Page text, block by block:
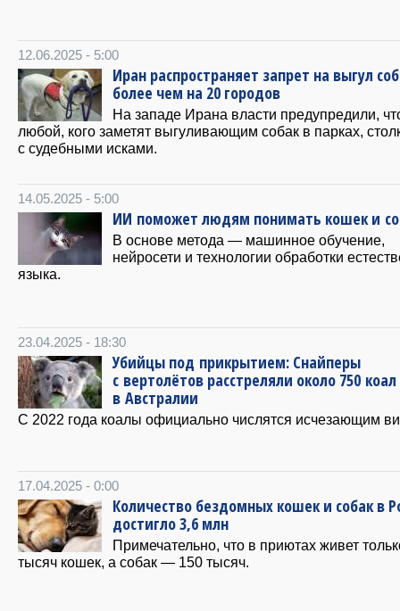
12.06.2025 - 5:00
Иран распространяет запрет на выгул
более чем на 20 городов
На западе Ирана власти предупредили,
любой, кого заметят выгуливающим собак в парках,
с судебными исками.
14.05.2025 - 5:00
ИИ поможет людям понимать кошек и
В основе метода — машинное обучение,
нейросети и технологии обработки
языка.
23.04.2025 - 18:30
Убийцы под прикрытием: Снайперы
с вертолётов расстреляли около 750 коал
в Австралии
С 2022 года коалы официально числятся исчезающим
17.04.2025 - 0:00
Количество бездомных кошек и собак в
достигло 3,6 млн
Примечательно, что в приютах живет
тысяч кошек, а собак — 150 тысяч.